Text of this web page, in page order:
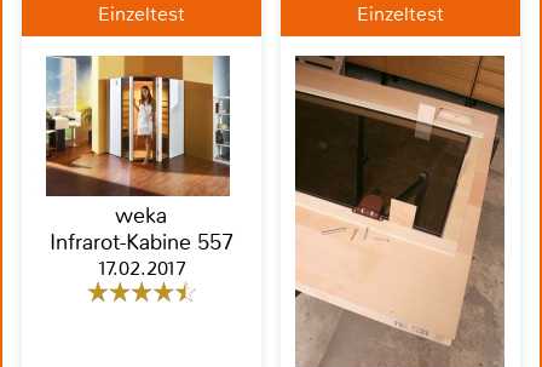
Einzeltest
weka
Infrarot-Kabine 557
17.02.2017
Einzeltest